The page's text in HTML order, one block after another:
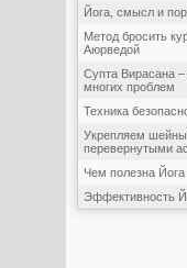
Йога, смысл и
Метод бросить
Аюрведой
Супта Вирасана
многих проблем
Техника
Укрепляем
перевернутыми
Чем полезна
Эффективность